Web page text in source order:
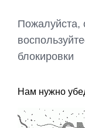
Пожалуйста,
блокировки
Нам нужно